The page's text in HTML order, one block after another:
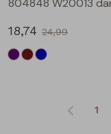
18,74 24,99
1